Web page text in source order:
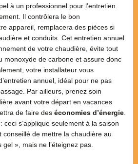
à un professionnel pour l’entretien
Il contrôlera le bon
appareil, remplacera des pièces si
et conduits. Cet entretien annuel
de votre chaudière, évite tout
monoxyde de carbone et assure donc
votre installateur vous
annuel, idéal pour ne pas
Par ailleurs, prenez soin
avant votre départ en vacances
de faire des économies d’énergie.
ceci s’applique seulement à la saison
conseillé de mettre la chaudière au
», mais ne l’éteignez pas.